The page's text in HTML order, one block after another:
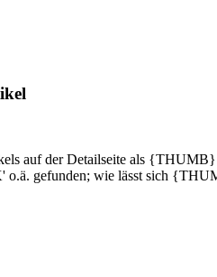
auf der Detailseite als
gefunden; wie lässt sich